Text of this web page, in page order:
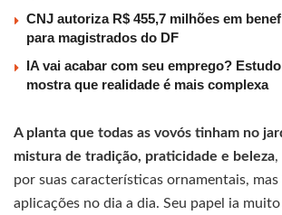
CNJ autoriza R$ 455,7 milhões em
para magistrados do DF
IA vai acabar com seu emprego?
mostra que realidade é mais complexa
A planta que todas as vovós tinham no
mistura de tradição, praticidade e beleza,
por suas características ornamentais,
aplicações no dia a dia. Seu papel ia